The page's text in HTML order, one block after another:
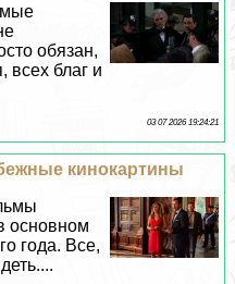
обязан,
всех благ и
03 07 2026 19:24:21
кинокартины
основном
года. Все,